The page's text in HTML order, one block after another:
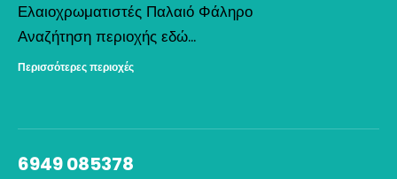
Ελαιοχρωματιστές Παλαιό Φάληρο
Αναζήτηση περιοχής εδώ...
Περισσότερες περιοχές
6949 085378